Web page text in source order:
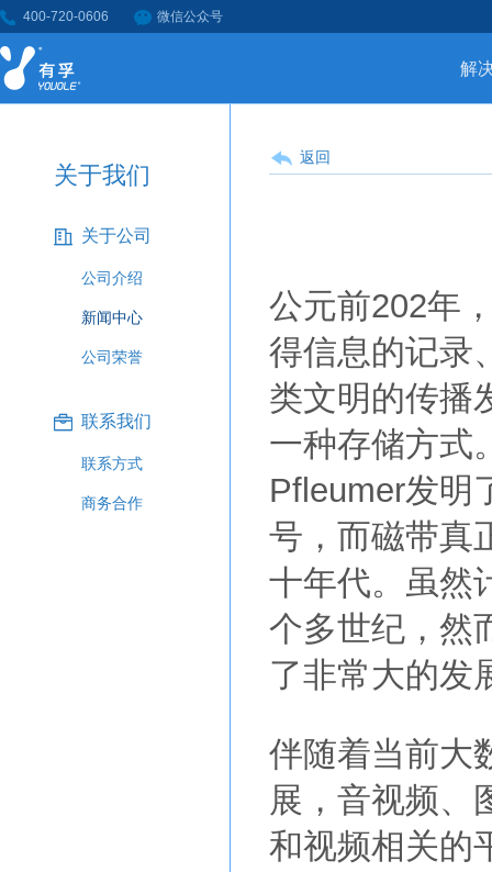
400-720-0606 微信公众号
解
关于我们
关于公司
公司介绍
新闻中心
公司荣誉
联系我们
联系方式
商务合作
返回
公元前202年
得信息的记录
类文明的传播
一种存储方式
Pfleumer发明
号，而磁带真
十年代。虽然
个多世纪，然
了非常大的发
伴随着当前大
展，音视频、
和视频相关的